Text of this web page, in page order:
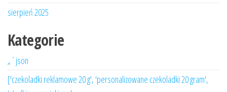
sierpień 2025
Kategorie
„`json
['czekoladki reklamowe 20 g', 'personalizowane czekoladki 20 gram',